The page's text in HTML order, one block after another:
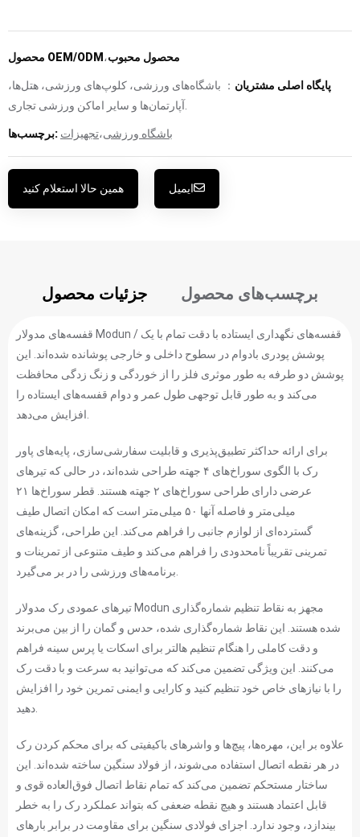
محصول OEM/ODM ،محصول محبوب
پایگاه اصلی مشتریان ： باشگاه‌های ورزشی، کلوپ‌های ورزشی، هتل‌ها،
برچسب‌ها: تجهیزات،باشگاه ورزشی
همین حالا استعلام کنید ایمیل
جزئیات محصول برچسب‌های محصول
قفسه‌های مدولار Modun / قفسه‌های نگهداری ایستاده با دقت تمام با یک
پوشش پودری بادوام در سطوح داخلی و خارجی پوشانده شده‌اند. این
پوشش دو طرفه به طور موثری فلز را از خوردگی و زنگ زدگی محافظت
می‌کند و به طور قابل توجهی طول عمر و دوام قفسه‌های ایستاده را
برای ارائه حداکثر تطبیق‌پذیری و قابلیت سفارشی‌سازی، پایه‌های پاور
رک با الگوی سوراخ‌های ۴ جهته طراحی شده‌اند، در حالی که تیرهای
عرضی دارای طراحی سوراخ‌های ۲ جهته هستند. قطر سوراخ‌ها ۲۱
میلی‌متر و فاصله آنها ۵۰ میلی‌متر است که امکان اتصال طیف
گسترده‌ای از لوازم جانبی را فراهم می‌کند. این طراحی، گزینه‌های
تمرینی تقریباً نامحدودی را فراهم می‌کند و طیف متنوعی از تمرینات و
تیرهای عمودی رک مدولار Modun مجهز به نقاط تنظیم شماره‌گذاری
شده هستند. این نقاط شماره‌گذاری شده، حدس و گمان را از بین می‌برند
و دقت کاملی را هنگام تنظیم هالتر برای اسکات یا پرس سینه فراهم
می‌کنند. این ویژگی تضمین می‌کند که می‌توانید به سرعت و با دقت رک
را با نیازهای خاص خود تنظیم کنید و کارایی و ایمنی تمرین خود را افزایش
علاوه بر این، مهره‌ها، پیچ‌ها و واشرهای باکیفیتی که برای محکم کردن رک
در هر نقطه اتصال استفاده می‌شوند، از فولاد سنگین ساخته شده‌اند. این
ساختار مستحکم تضمین می‌کند که تمام نقاط اتصال فوق‌العاده قوی و
قابل اعتماد هستند و هیچ نقطه ضعفی که بتواند عملکرد رک را به خطر
بیندازد، وجود ندارد. اجزای فولادی سنگین برای مقاومت در برابر بارهای